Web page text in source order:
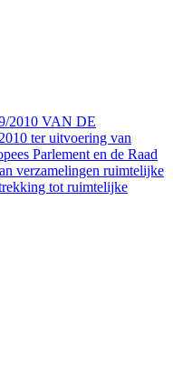
2010 VAN DE
ter uitvoering van
Parlement en de Raad
verzamelingen ruimtelijke
tot ruimtelijke